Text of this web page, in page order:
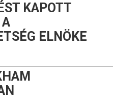
KAPOTT
ELNÖKE